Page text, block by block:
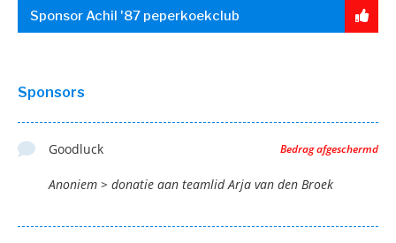
Sponsor Achil '87 peperkoekclub
Sponsors
Bedrag afgeschermd
Goodluck
Anoniem > donatie aan teamlid Arja van den Broek